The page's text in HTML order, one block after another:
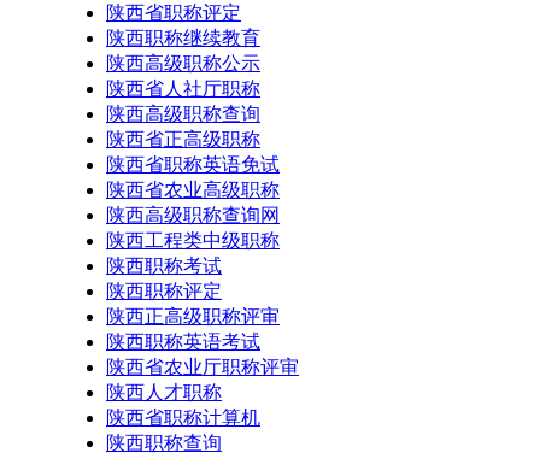
陕西省职称评定
陕西职称继续教育
陕西高级职称公示
陕西省人社厅职称
陕西高级职称查询
陕西省正高级职称
陕西省职称英语免试
陕西省农业高级职称
陕西高级职称查询网
陕西工程类中级职称
陕西职称考试
陕西职称评定
陕西正高级职称评审
陕西职称英语考试
陕西省农业厅职称评审
陕西人才职称
陕西省职称计算机
陕西职称查询